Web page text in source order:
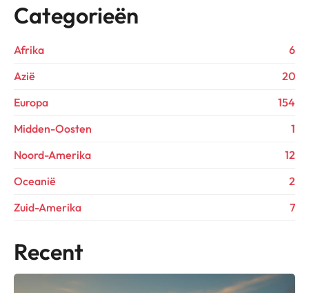
Categorieën
Afrika
6
Azië
20
Europa
154
Midden-Oosten
1
Noord-Amerika
12
Oceanië
2
Zuid-Amerika
7
Recent